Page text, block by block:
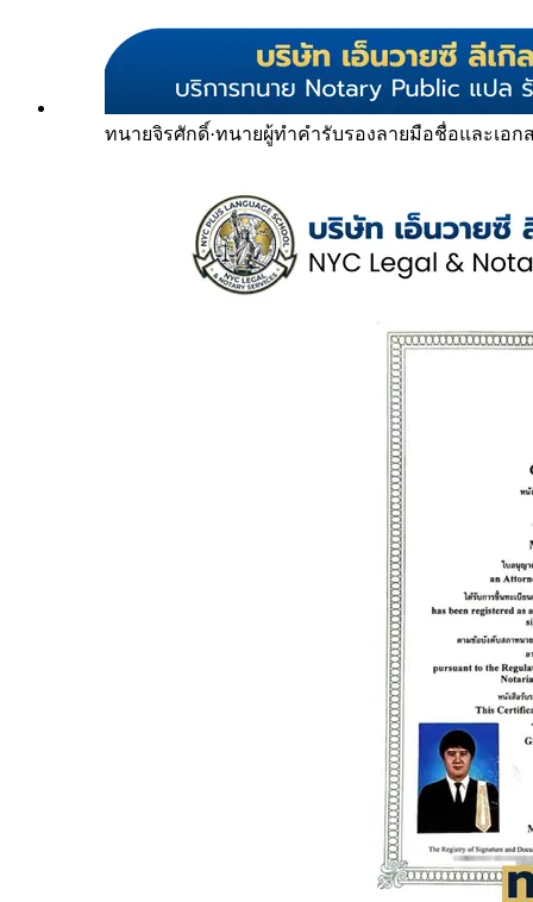
ทนายจิรศักดิ์·ทนายผู้ทำคำรับรองลายมือชื่อและเอก